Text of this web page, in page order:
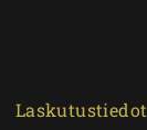
Laskutustiedot